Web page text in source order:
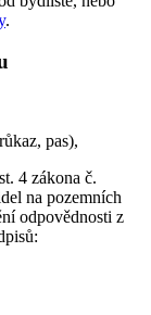
.
pas),
4 zákona č.
na pozemních
odpovědnosti z